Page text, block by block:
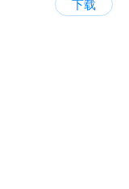
下载